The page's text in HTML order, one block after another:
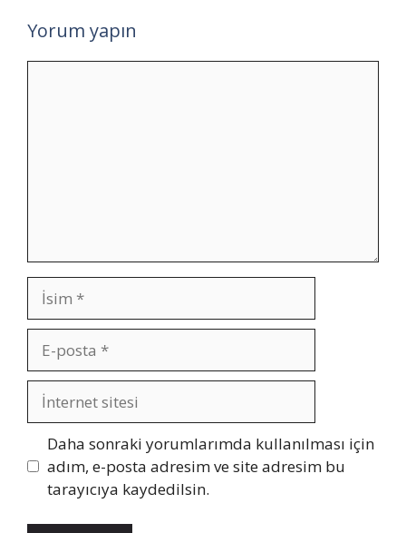
Yorum yapın
İsim
posta
İnternet
sitesi
Daha sonraki yorumlarımda kullanılması için
adım, e-posta adresim ve site adresim bu
tarayıcıya kaydedilsin.